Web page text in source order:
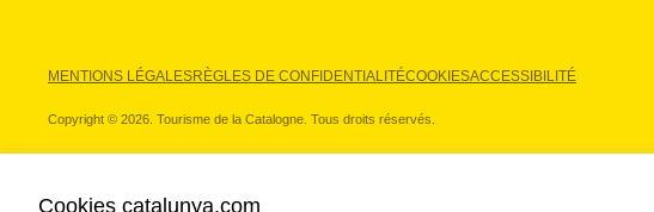
MENTIONS LÉGALESRÈGLES DE CONFIDENTIALITÉCOOKIESACCESSIBILITÉ
Copyright © 2026. Tourisme de la Catalogne. Tous droits réservés.
Cookies catalunya.com